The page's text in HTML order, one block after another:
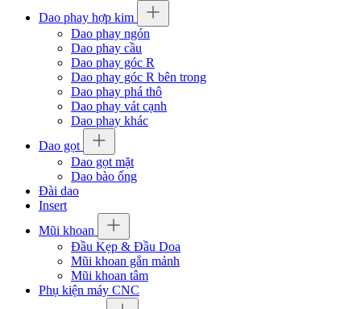
Dao phay hợp kim
Dao phay ngón
Dao phay cầu
Dao phay góc R
Dao phay góc R bên trong
Dao phay phá thô
Dao phay vát cạnh
Dao phay khác
Dao gọt
Dao gọt mặt
Dao bào ống
Đài dao
Insert
Mũi khoan
Đầu Kẹp & Đầu Doa
Mũi khoan gắn mảnh
Mũi khoan tâm
Phụ kiện máy CNC